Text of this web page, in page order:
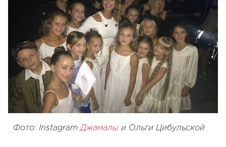
Фото: InstagramДжамалы и Ольги Цибульской